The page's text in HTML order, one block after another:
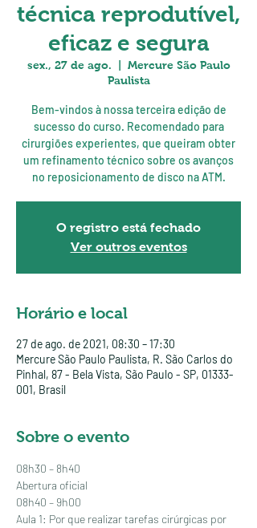
técnica reprodutível,
eficaz e segura
sex., 27 de ago.
Mercure São Paulo
Paulista
Bem-vindos à nossa terceira edição de
sucesso do curso. Recomendado para
cirurgiões experientes, que queiram obter
um refinamento técnico sobre os avanços
no reposicionamento de disco na ATM.
O registro está fechado
Ver outros eventos
Horário e local
27 de ago. de 2021, 08:30 – 17:30
Mercure São Paulo Paulista, R. São Carlos do
Pinhal, 87 - Bela Vista, São Paulo - SP, 01333-
001, Brasil
Sobre o evento
08h30 – 8h40
Abertura oficial
08h40 – 9h00
Aula 1: Por que realizar tarefas cirúrgicas por